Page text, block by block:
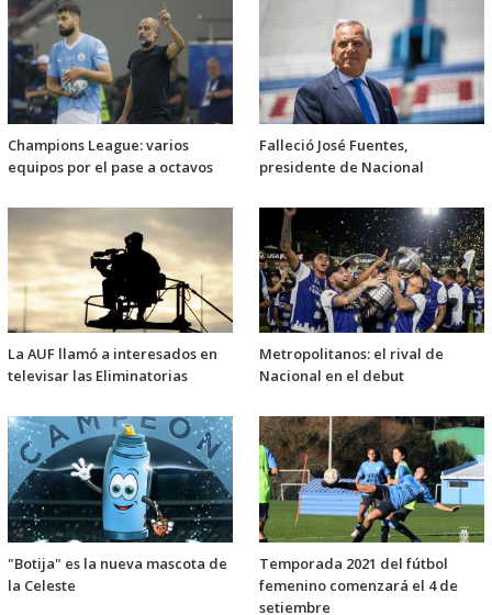
Champions League: varios
equipos por el pase a octavos
Falleció José Fuentes,
presidente de Nacional
La AUF llamó a interesados en
televisar las Eliminatorias
Metropolitanos: el rival de
Nacional en el debut
"Botija" es la nueva mascota de
la Celeste
Temporada 2021 del fútbol
femenino comenzará el 4 de
setiembre